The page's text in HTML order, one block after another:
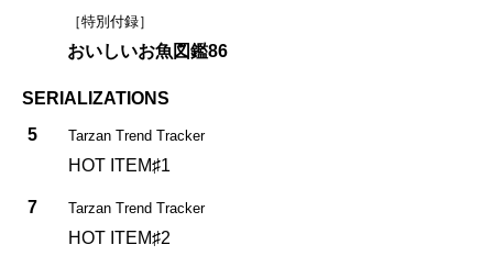
［特別付録］
おいしいお魚図鑑86
SERIALIZATIONS
5
Tarzan Trend Tracker
HOT ITEM♯1
7 Tarzan Trend Tracker
HOT ITEM♯2